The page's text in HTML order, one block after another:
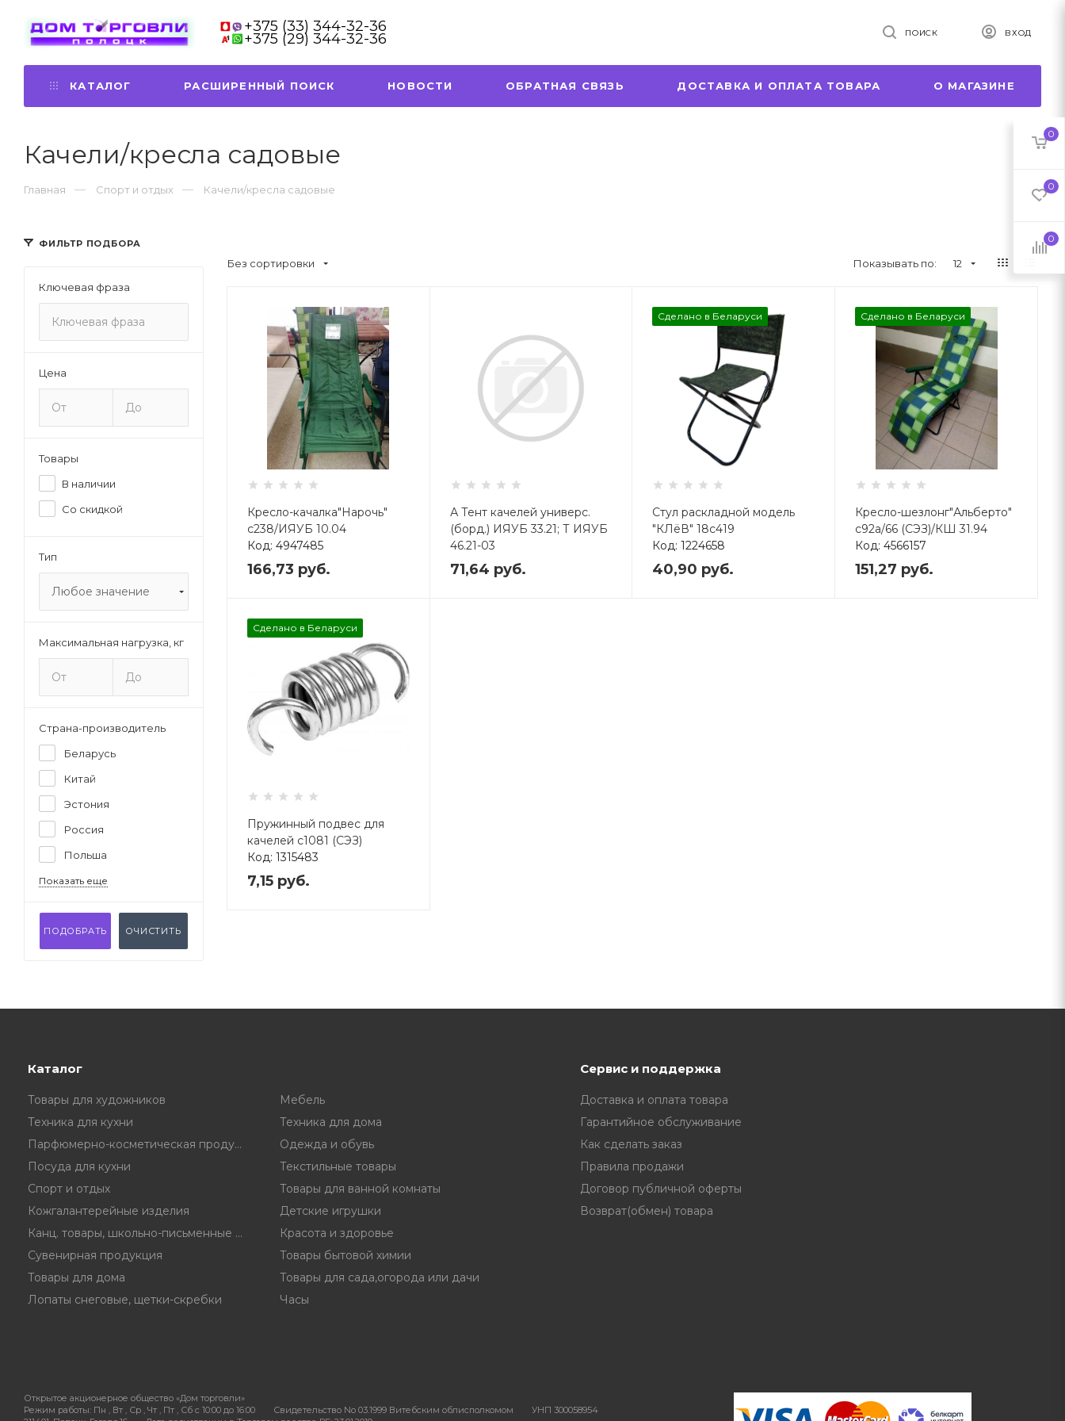
+375 (33) 344-32-36
+375 (29) 344-32-36 ПОИСК ВХОД
КАТАЛОГ РАСШИРЕННЫЙ ПОИСК НОВОСТИ ОБРАТНАЯ СВЯЗЬ ДОСТАВКА И ОПЛАТА ТОВАРА О МАГАЗИНЕ
0
0
0
Качели/кресла садовые
Главная Спорт и отдых Качели/кресла садовые
ФИЛЬТР ПОДБОРА
Ключевая фраза
Цена
Товары
В наличии
Со скидкой
Тип
Любое значение
Максимальная нагрузка, кг
Страна-производитель
Беларусь
Китай
Эстония
Россия
Польша
Показать еще
ПОДОБРАТЬ ОЧИСТИТЬ
Без сортировки Показывать по: 12
Кресло-качалка"Нарочь"
с238/ИЯУБ 10.04
Код: 4947485
166,73 руб.
А Тент качелей универс.
(борд.) ИЯУБ 33.21; Т ИЯУБ
46.21-03
Код: 4754861
71,64 руб.
Сделано в Беларуси
Стул раскладной модель
"КЛёВ" 18с419
Код: 1224658
40,90 руб.
Сделано в Беларуси
Кресло-шезлонг"Альберто"
с92а/66 (СЭЗ)/КШ 31.94
Код: 4566157
151,27 руб.
Сделано в Беларуси
Пружинный подвес для
качелей с1081 (СЭЗ)
Код: 1315483
7,15 руб.
Каталог
Товары для художников
Мебель
Техника для кухни
Техника для дома
Парфюмерно-косметическая продукция
Одежда и обувь
Посуда для кухни
Текстильные товары
Спорт и отдых
Товары для ванной комнаты
Кожгалантерейные изделия
Детские игрушки
Канц. товары, школьно-письменные принадл.
Красота и здоровье
Сувенирная продукция
Товары бытовой химии
Товары для дома
Товары для сада,огорода или дачи
Лопаты снеговые, щетки-скребки
Часы
Сервис и поддержка
Доставка и оплата товара
Гарантийное обслуживание
Как сделать заказ
Правила продажи
Договор публичной оферты
Возврат(обмен) товара
Открытое акционерное общество «Дом торговли»
Режим работы: Пн , Вт , Ср , Чт , Пт , Сб c 10:00 до 16:00 Свидетельство No 03.1999 Витебским облисполкомом
УНП 300058954